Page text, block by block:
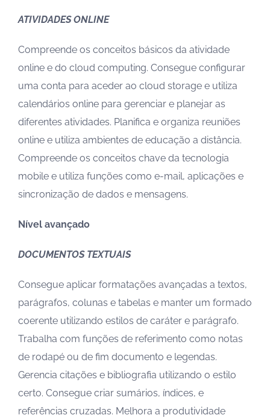
ATIVIDADES ONLINE
Compreende os conceitos básicos da atividade
online e do cloud computing. Consegue configurar
uma conta para aceder ao cloud storage e utiliza
calendários online para gerenciar e planejar as
diferentes atividades. Planifica e organiza reuniões
online e utiliza ambientes de educação a distância.
Compreende os conceitos chave da tecnologia
mobile e utiliza funções como e-mail, aplicações e
sincronização de dados e mensagens.
Nível avançado
DOCUMENTOS TEXTUAIS
Consegue aplicar formatações avançadas a textos,
parágrafos, colunas e tabelas e manter um formado
coerente utilizando estilos de caráter e parágrafo.
Trabalha com funções de referimento como notas
de rodapé ou de fim documento e legendas.
Gerencia citações e bibliografia utilizando o estilo
certo. Consegue criar sumários, índices, e
referências cruzadas. Melhora a produtividade